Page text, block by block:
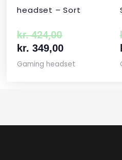
headset – Sort
kr.424,00
kr. 349,00
Gaming headset